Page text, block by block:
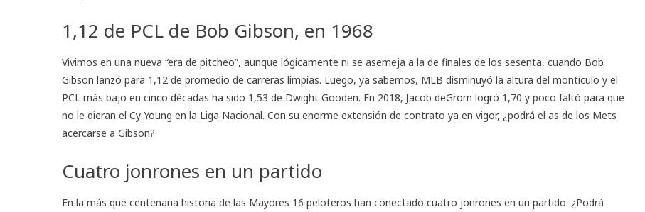
1,12 de PCL de Bob Gibson, en 1968
Vivimos en una nueva “era de pitcheo”, aunque lógicamente ni se asemeja a la de finales de los sesenta, cuando Bob
Gibson lanzó para 1,12 de promedio de carreras limpias. Luego, ya sabemos, MLB disminuyó la altura del montículo y el
PCL más bajo en cinco décadas ha sido 1,53 de Dwight Gooden. En 2018, Jacob deGrom logró 1,70 y poco faltó para que
no le dieran el Cy Young en la Liga Nacional. Con su enorme extensión de contrato ya en vigor, ¿podrá el as de los Mets
acercarse a Gibson?
Cuatro jonrones en un partido
En la más que centenaria historia de las Mayores 16 peloteros han conectado cuatro jonrones en un partido. ¿Podrá